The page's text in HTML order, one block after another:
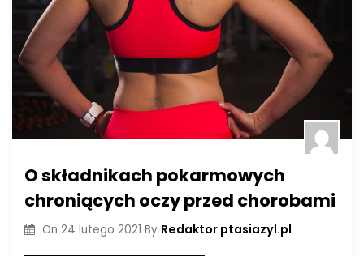
O składnikach pokarmowych
chroniących oczy przed chorobami
On 24 lutego 2021 By Redaktor ptasiazyl.pl